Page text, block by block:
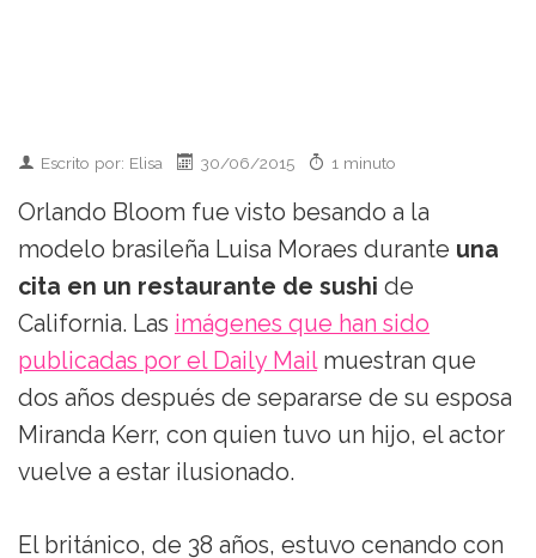
Escrito por: Elisa 30/06/2015 1 minuto
Orlando Bloom fue visto besando a la
modelo brasileña Luisa Moraes durante una
cita en un restaurante de sushi de
California. Las imágenes que han sido
publicadas por el Daily Mailmuestran que
dos años después de separarse de su esposa
Miranda Kerr, con quien tuvo un hijo, el actor
vuelve a estar ilusionado.
El británico, de 38 años, estuvo cenando con